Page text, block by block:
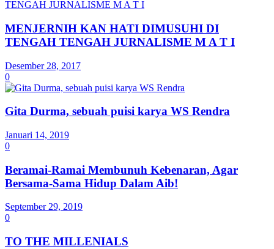
MENJERNIH KAN HATI DIMUSUHI DI
TENGAH TENGAH JURNALISME M A T I
Desember 28, 2017
0
Gita Durma, sebuah puisi karya WS Rendra
Januari 14, 2019
0
Beramai-Ramai Membunuh Kebenaran, Agar
Bersama-Sama Hidup Dalam Aib!
September 29, 2019
0
TO THE MILLENIALS